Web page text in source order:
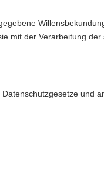
mit der Verarbeitung der
und